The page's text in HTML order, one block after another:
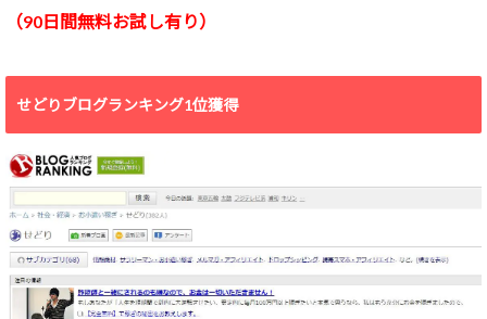
（90日間無料お試し有り）
せどりブログランキング1位獲得